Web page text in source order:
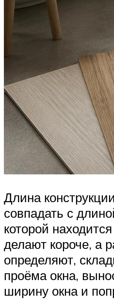
Длина
совпадать с
которой
делают короче, а
определяют,
проёма окна,
ширину окна и